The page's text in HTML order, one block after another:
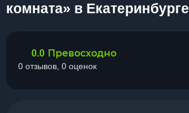
комната» в Екатеринбурге
0.0 Превосходно
0 отзывов, 0 оценок